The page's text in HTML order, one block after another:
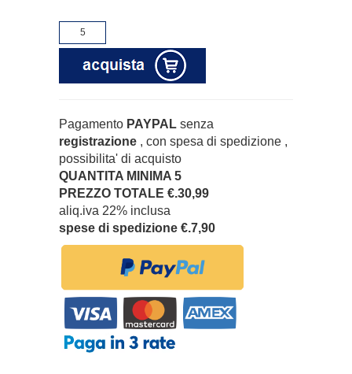
Pagamento PAYPAL senza
registrazione , con spesa di spedizione ,
possibilita' di acquisto
QUANTITA MINIMA 5
PREZZO TOTALE €.30,99
aliq.iva 22% inclusa
spese di spedizione €.7,90